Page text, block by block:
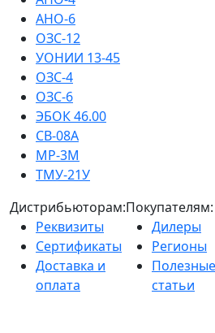
АНО-6
ОЗС-12
УОНИИ 13-45
ОЗС-4
ОЗС-6
ЭБОК 46.00
СВ-08А
МР-3М
ТМУ-21У
Дистрибьюторам:
Реквизиты
Сертификаты
Доставка и
оплата
Покупателям:
Дилеры
Регионы
Полезные
статьи